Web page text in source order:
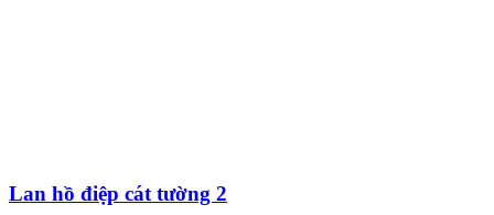
Lan hồ điệp cát tường 2